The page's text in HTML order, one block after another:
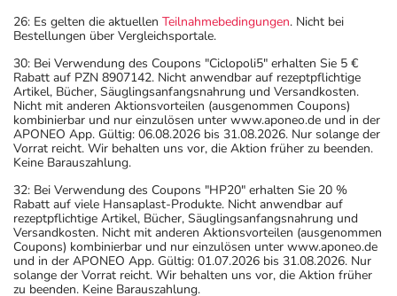
26: Es gelten die aktuellen Teilnahmebedingungen. Nicht bei
Bestellungen über Vergleichsportale.
30: Bei Verwendung des Coupons "Ciclopoli5" erhalten Sie 5 €
Rabatt auf PZN 8907142. Nicht anwendbar auf rezeptpflichtige
Artikel, Bücher, Säuglingsanfangsnahrung und Versandkosten.
Nicht mit anderen Aktionsvorteilen (ausgenommen Coupons)
kombinierbar und nur einzulösen unter www.aponeo.de und in der
APONEO App. Gültig: 06.08.2026 bis 31.08.2026. Nur solange der
Vorrat reicht. Wir behalten uns vor, die Aktion früher zu beenden.
Keine Barauszahlung.
32: Bei Verwendung des Coupons "HP20" erhalten Sie 20 %
Rabatt auf viele Hansaplast-Produkte. Nicht anwendbar auf
rezeptpflichtige Artikel, Bücher, Säuglingsanfangsnahrung und
Versandkosten. Nicht mit anderen Aktionsvorteilen (ausgenommen
Coupons) kombinierbar und nur einzulösen unter www.aponeo.de
und in der APONEO App. Gültig: 01.07.2026 bis 31.08.2026. Nur
solange der Vorrat reicht. Wir behalten uns vor, die Aktion früher
zu beenden. Keine Barauszahlung.